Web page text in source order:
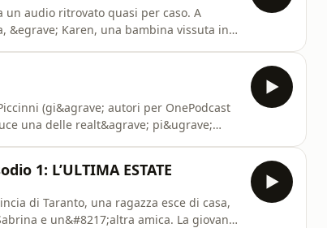
un audio ritrovato quasi per caso. A
&egrave; Karen, una bambina vissuta in
(gi&agrave; autori per OnePodcast
una delle realt&agrave; pi&ugrave;
1: L’ULTIMA ESTATE
di Taranto, una ragazza esce di casa,
e un&#8217;altra amica. La giovane